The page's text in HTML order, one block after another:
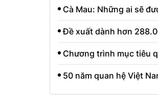
Cà Mau: Những ai sẽ
Đề xuất dành hơn
Chương trình mục tiêu
50 năm quan hệ Việt